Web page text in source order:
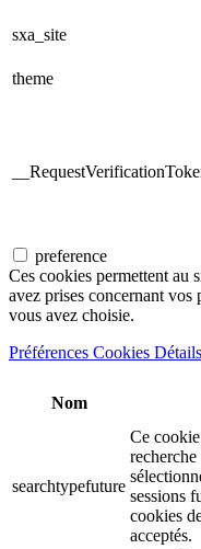
sxa_site
theme
preference
Ces cookies permettent au
avez prises concernant vos
vous avez choisie.
Préférences Cookies Détails
Nom
searchtypefuture
Ce
sessions
cookies
acceptés.